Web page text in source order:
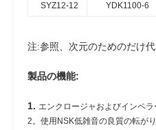
SYZ12-12 YDK1100-6
注:参照、次元のためのだけ
製品の機能:
1. エンクロージャおよびインペ
2。使用NSK低雑音の良質の転がり